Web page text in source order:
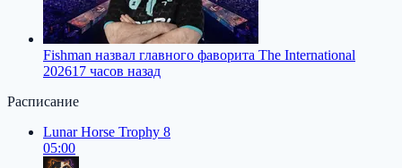
Fishman назвал главного фаворита The International
202617 часов назад
Расписание
Lunar Horse Trophy 8
05:00